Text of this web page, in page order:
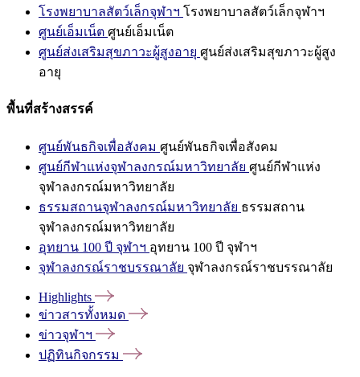
โรงพยาบาลสัตว์เล็กจุฬาฯ โรงพยาบาลสัตว์เล็กจุฬาฯ
ศูนย์เอ็มเน็ต ศูนย์เอ็มเน็ต
ศูนย์ส่งเสริมสุขภาวะผู้สูงอายุ ศูนย์ส่งเสริมสุขภาวะผู้สูง
อายุ
พื้นที่สร้างสรรค์
ศูนย์พันธกิจเพื่อสังคม ศูนย์พันธกิจเพื่อสังคม
ศูนย์กีฬาแห่งจุฬาลงกรณ์มหาวิทยาลัย ศูนย์กีฬาแห่ง
จุฬาลงกรณ์มหาวิทยาลัย
ธรรมสถานจุฬาลงกรณ์มหาวิทยาลัย ธรรมสถาน
จุฬาลงกรณ์มหาวิทยาลัย
อุทยาน 100 ปี จุฬาฯ อุทยาน 100 ปี จุฬาฯ
จุฬาลงกรณ์ราชบรรณาลัย จุฬาลงกรณ์ราชบรรณาลัย
Highlights
ข่าวสารทั้งหมด
ข่าวจุฬาฯ
ปฏิทินกิจกรรม